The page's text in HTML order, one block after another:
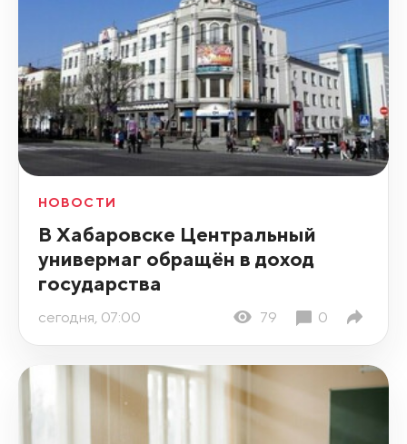
НОВОСТИ
В Хабаровске Центральный
универмаг обращён в доход
государства
сегодня, 07:00 79 0